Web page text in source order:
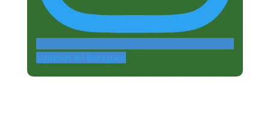
Siguenos en Instagram